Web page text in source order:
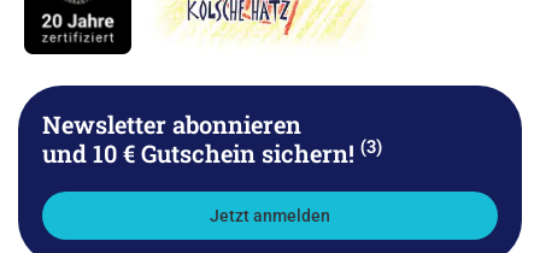
Newsletter abonnieren
und 10 € Gutschein sichern! (3)
Jetzt anmelden